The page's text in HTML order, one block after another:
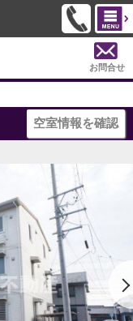
お問合せ
空室情報を確認